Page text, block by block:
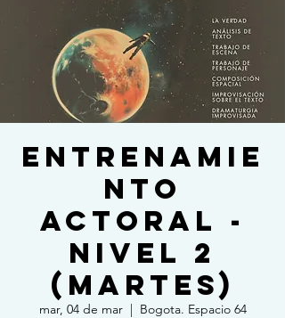
ENTRENAMIE
NTO
ACTORAL -
NIVEL 2
(MARTES)
mar, 04 de mar
  |
Bogota. Espacio 64